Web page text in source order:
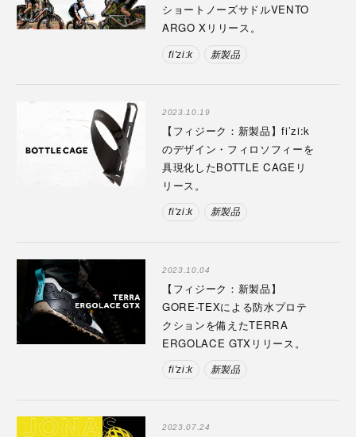
ショートノーズサドルVENTO
ARGO Xリリース。
fi'zi:k 新製品
2023.10.19
【フィジーク：新製品】fi’zi:k
のデザイン・フィロソフィーを
具現化したBOTTLE CAGEリ
リース。
fi'zi:k 新製品
2023.10.04
【フィジーク：新製品】
GORE-TEXによる防水プロテ
クションを備えたTERRA
ERGOLACE GTXリリース。
fi'zi:k 新製品
2023.07.24